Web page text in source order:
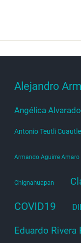
Alejandro
Angélica
Antonio Teutli Cuautle
Armando Aguirre Amaro
Chignahuapan
COVID19
Eduardo Rivera